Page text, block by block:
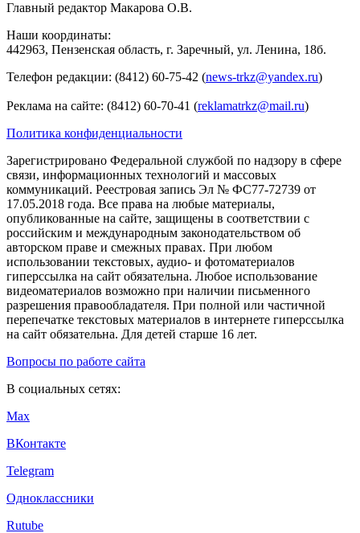
Главный редактор Макарова О.В.
Наши координаты:
442963, Пензенская область, г. Заречный, ул. Ленина, 18б.
Телефон редакции: (8412) 60-75-42 (news-trkz@yandex.ru)
Реклама на сайте: (8412) 60-70-41 (reklamatrkz@mail.ru)
Политика конфиденциальности
Зарегистрировано Федеральной службой по надзору в сфере
связи, информационных технологий и массовых
коммуникаций. Реестровая запись Эл № ФС77-72739 от
17.05.2018 года. Все права на любые материалы,
опубликованные на сайте, защищены в соответствии с
российским и международным законодательством об
авторском праве и смежных правах. При любом
использовании текстовых, аудио- и фотоматериалов
гиперссылка на сайт обязательна. Любое использование
видеоматериалов возможно при наличии письменного
разрешения правообладателя. При полной или частичной
перепечатке текстовых материалов в интернете гиперссылка
на сайт обязательна. Для детей старше 16 лет.
Вопросы по работе сайта
В социальных сетях:
Max
ВКонтакте
Telegram
Одноклассники
Rutube